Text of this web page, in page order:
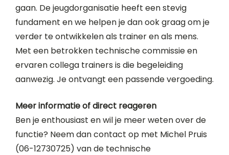
gaan. De jeugdorganisatie heeft een stevig
fundament en we helpen je dan ook graag om je
verder te ontwikkelen als trainer en als mens.
Met een betrokken technische commissie en
ervaren collega trainers is die begeleiding
aanwezig. Je ontvangt een passende vergoeding.
Meer informatie of direct reageren
Ben je enthousiast en wil je meer weten over de
functie? Neem dan contact op met Michel Pruis
(06-12730725) van de technische